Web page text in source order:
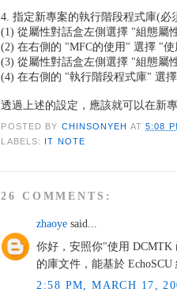
4. 指定新專案的執行階段程式庫(
(1) 從屬性對話盒左側選擇 "組態屬
(2) 在右側的 "MFC的使用" 選擇 "
(3) 從屬性對話盒左側選擇 "組態屬
(4) 在右側的 "執行階段程式庫" 選
透過上述的設定，應該就可以在新
POSTED BY CHINSONYEH AT5:08
LABELS:
IT NOTE
26 COMMENTS:
zhaoye said...
你好，安照你"使用 DCMTK
的庫文件，能基於
2:58 PM, MARCH 17,